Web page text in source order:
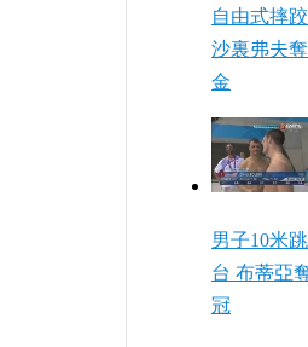
自由式摔跤
沙裏弗夫奪
金
男子10米跳
台 布蒂亞
冠